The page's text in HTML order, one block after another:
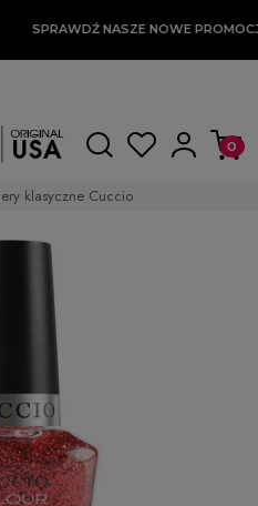
SPRAWDŹ NASZE NOWE
klasyczne Cuccio